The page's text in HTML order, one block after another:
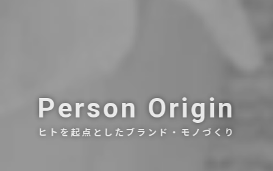
Person Origin
ヒトを起点としたブランド・モノづくり